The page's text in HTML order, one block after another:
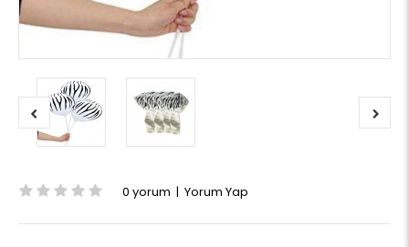
0 yorum | Yorum Yap